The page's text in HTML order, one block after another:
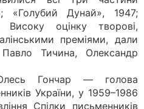
«Голубий Дунай», 1947;
оцінку творові,
преміями, дали
Тичина, Олександр
Гончар — голова
України, у 1959–1986
Спілки письменників